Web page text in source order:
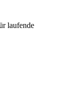
laufende